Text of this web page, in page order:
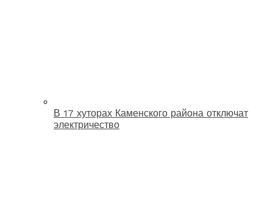
В 17 хуторах Каменского района отключат
электричество